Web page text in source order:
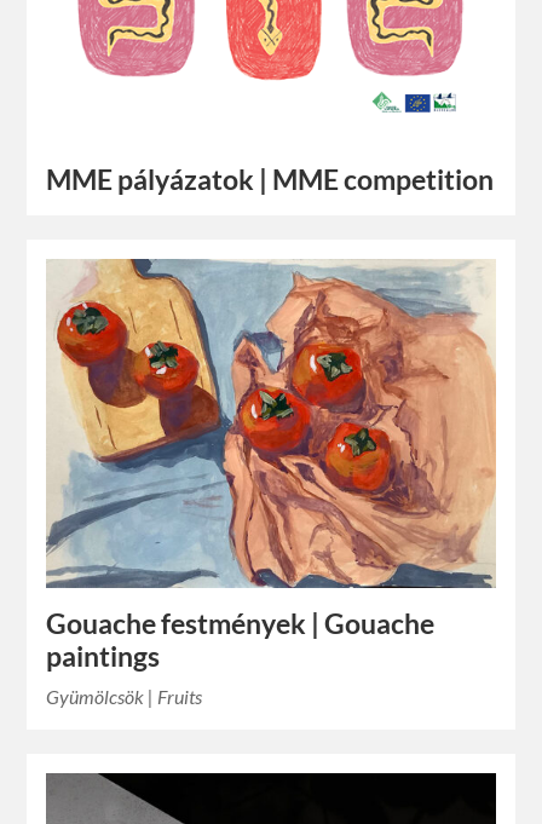
MME pályázatok | MME competition
Gouache festmények | Gouache
paintings
Gyümölcsök | Fruits